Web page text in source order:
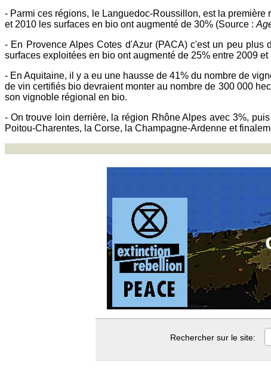
- Parmi ces régions, le Languedoc-Roussillon, est la
et 2010 les surfaces en bio ont augmenté de 30% (Source :
- En Provence Alpes Cotes d'Azur (PACA) c'est un peu
surfaces exploitées en bio ont augmenté de 25% entre 2009 et
- En Aquitaine, il y a eu une hausse de 41% du nombre de
de vin certifiés bio devraient monter au nombre de 300 000
son vignoble régional en bio.
- On trouve loin derrière, la région Rhône Alpes avec 3%,
Poitou-Charentes, la Corse, la Champagne-Ardenne et
Rechercher sur le site: